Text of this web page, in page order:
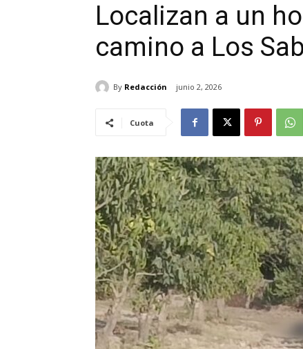
Localizan a un
camino a Los
By Redacción junio 2, 2026
Cuota